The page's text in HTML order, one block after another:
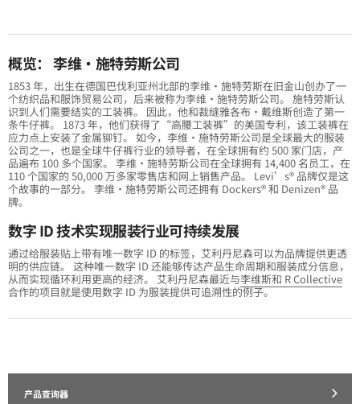
概览： 李维·施特劳斯公司
1853 年，出生在德国巴伐利亚州北部的李维·施特劳斯在旧金山创办了一
个纺织品和服饰贸易公司，后来被称为李维·施特劳斯公司。 施特劳斯认
识到人们需要结实的工装裤。 因此，他和裁缝雅各布·戴维斯创造了第一
条牛仔裤。 1873 年，他们获得了“高腰工装裤”的美国专利，该工装裤在
应力点上安装了金属铆钉。 如今，李维·施特劳斯公司是全球最大的服装
公司之一，也是全球牛仔裤行业的领导者，在全球拥有约 500 家门店，产
品遍布 100 多个国家。 李维·施特劳斯公司在全球拥有 14,400 名员工，在
110 个国家的 50,000 万多家零售店和网上销售产品。 Levi’s® 品牌仅是这
个故事的一部分。 李维·施特劳斯公司还拥有 Dockers® 和 Denizen® 品
牌。
数字 ID 技术实现服装行业可持续发展
通过给服装贴上带有唯一数字 ID 的标签，艾利丹尼森可以为品牌提供更透
明的供应链。 这种唯一数字 ID 还能够传达产品生命周期和服装成分信息，
从而实现循环利用更高的经济。 艾利丹尼森最近与李维斯和 R Collective
合作的项目就是使用数字 ID 为服装提供可追溯性的例子。
产品查询器